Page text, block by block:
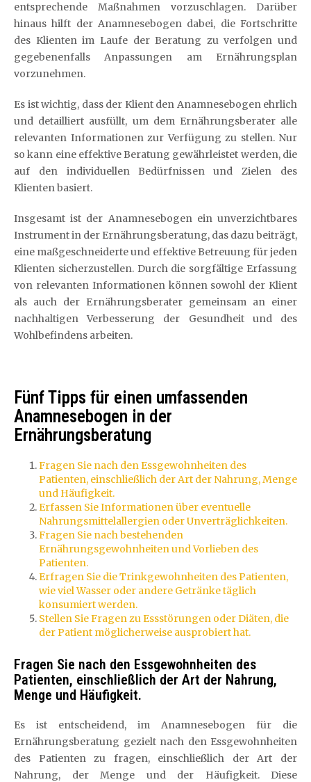
entsprechende Maßnahmen vorzuschlagen. Darüber
hinaus hilft der Anamnesebogen dabei, die Fortschritte
des Klienten im Laufe der Beratung zu verfolgen und
gegebenenfalls Anpassungen am Ernährungsplan
vorzunehmen.
Es ist wichtig, dass der Klient den Anamnesebogen ehrlich
und detailliert ausfüllt, um dem Ernährungsberater alle
relevanten Informationen zur Verfügung zu stellen. Nur
so kann eine effektive Beratung gewährleistet werden, die
auf den individuellen Bedürfnissen und Zielen des
Klienten basiert.
Insgesamt ist der Anamnesebogen ein unverzichtbares
Instrument in der Ernährungsberatung, das dazu beiträgt,
eine maßgeschneiderte und effektive Betreuung für jeden
Klienten sicherzustellen. Durch die sorgfältige Erfassung
von relevanten Informationen können sowohl der Klient
als auch der Ernährungsberater gemeinsam an einer
nachhaltigen Verbesserung der Gesundheit und des
Wohlbefindens arbeiten.
Fünf Tipps für einen umfassenden
Anamnesebogen in der
Ernährungsberatung
Fragen Sie nach den Essgewohnheiten des
Patienten, einschließlich der Art der Nahrung, Menge
und Häufigkeit.
Erfassen Sie Informationen über eventuelle
Nahrungsmittelallergien oder Unverträglichkeiten.
Fragen Sie nach bestehenden
Ernährungsgewohnheiten und Vorlieben des
Patienten.
Erfragen Sie die Trinkgewohnheiten des Patienten,
wie viel Wasser oder andere Getränke täglich
konsumiert werden.
Stellen Sie Fragen zu Essstörungen oder Diäten, die
der Patient möglicherweise ausprobiert hat.
Fragen Sie nach den Essgewohnheiten des
Patienten, einschließlich der Art der Nahrung,
Menge und Häufigkeit.
Es ist entscheidend, im Anamnesebogen für die
Ernährungsberatung gezielt nach den Essgewohnheiten
des Patienten zu fragen, einschließlich der Art der
Nahrung, der Menge und der Häufigkeit. Diese